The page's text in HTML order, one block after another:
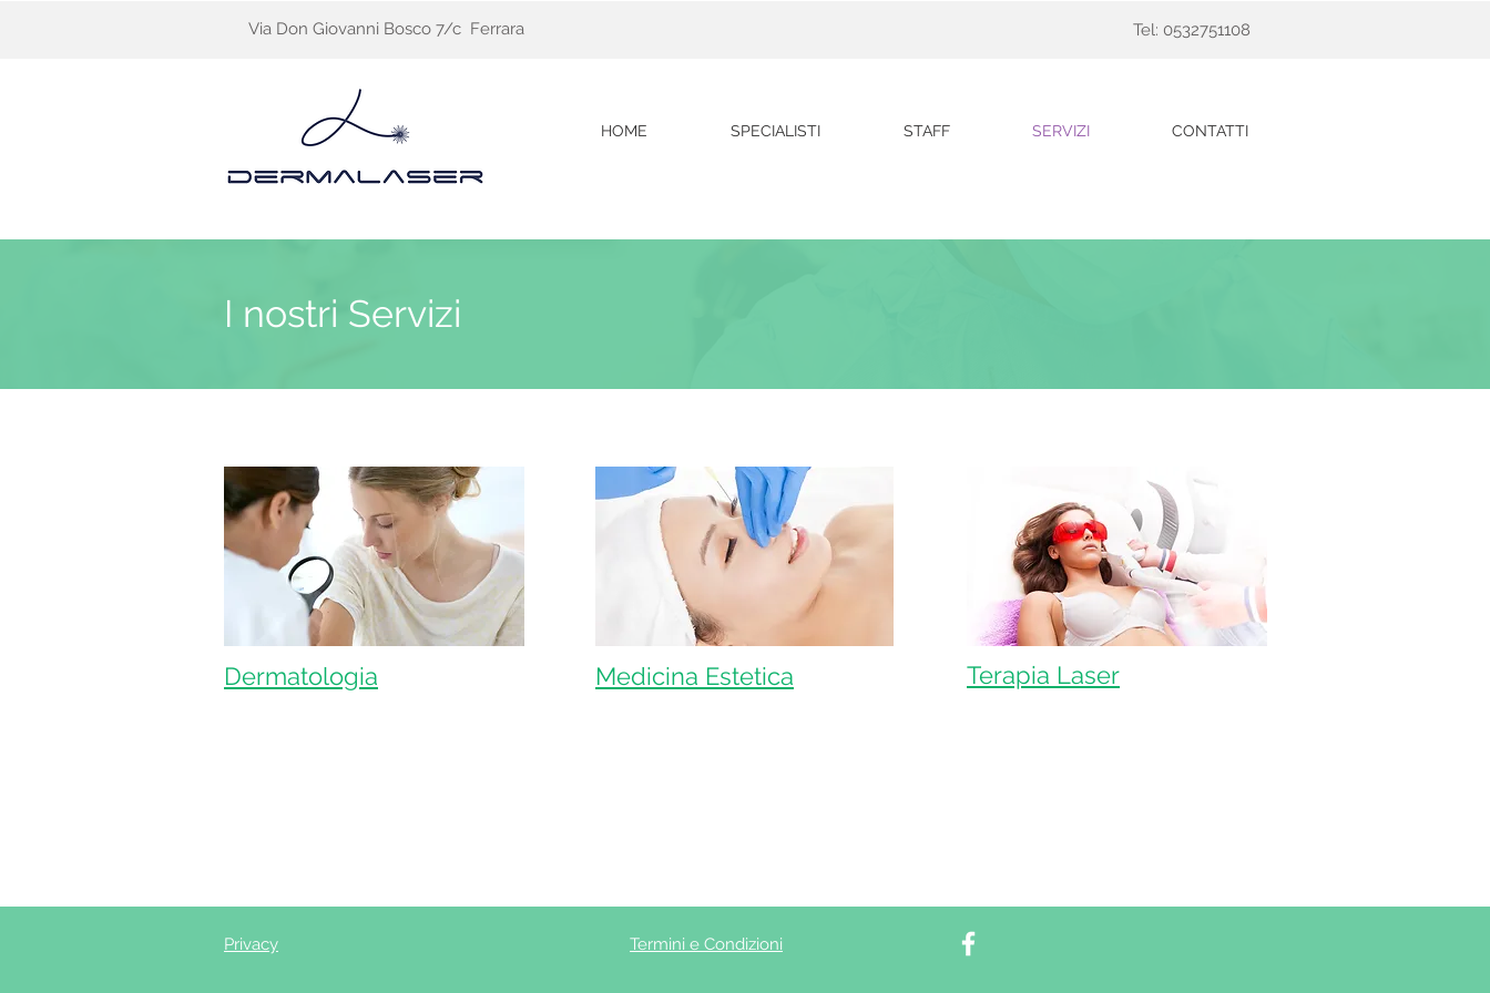
Via Don Giovanni Bosco 7/c Ferrara Tel: 0532751108
HOME SPECIALISTI STAFF SERVIZI CONTATTI
I nostri Servizi
Dermatologia Medicina Estetica Terapia Laser
Privacy Termini e Condizioni